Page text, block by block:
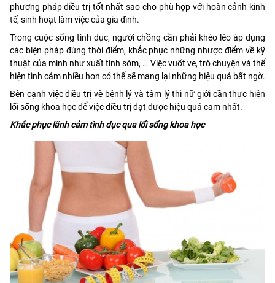
phương pháp điều trị tốt nhất sao cho phù hợp với hoàn cảnh kinh
tế, sinh hoạt làm việc của gia đình.
Trong cuộc sống tình dục, người chồng cần phải khéo léo áp dụng
các biện pháp đúng thời điểm, khắc phục những nhược điểm về kỹ
thuật của mình như xuất tinh sớm, … Việc vuốt ve, trò chuyện và thể
hiện tình cảm nhiều hơn có thể sẽ mang lại những hiệu quả bất ngờ.
Bên cạnh việc điều trị vè bệnh lý và tâm lý thì nữ giới cần thực hiện
lối sống khoa học để việc điều trị đạt được hiệu quả cam nhất.
Khắc phục lãnh cảm tình dục qua lối sống khoa học